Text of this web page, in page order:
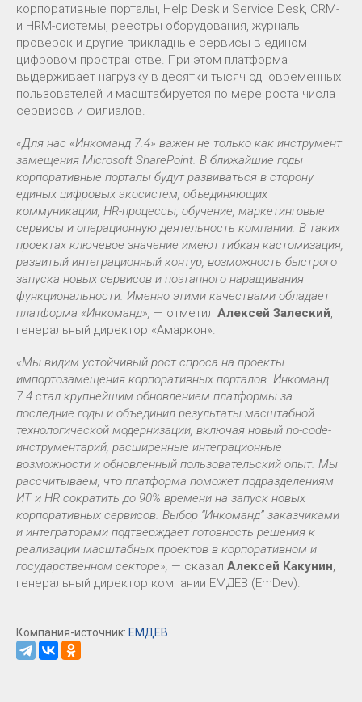
корпоративные порталы, Help Desk и Service Desk, CRM-
и HRM-системы, реестры оборудования, журналы
проверок и другие прикладные сервисы в едином
цифровом пространстве. При этом платформа
выдерживает нагрузку в десятки тысяч одновременных
пользователей и масштабируется по мере роста числа
сервисов и филиалов.
«Для нас «Инкоманд 7.4» важен не только как инструмент
замещения Microsoft SharePoint. В ближайшие годы
корпоративные порталы будут развиваться в сторону
единых цифровых экосистем, объединяющих
коммуникации, HR-процессы, обучение, маркетинговые
сервисы и операционную деятельность компании. В таких
проектах ключевое значение имеют гибкая кастомизация,
развитый интеграционный контур, возможность быстрого
запуска новых сервисов и поэтапного наращивания
функциональности. Именно этими качествами обладает
платформа «Инкоманд», — отметил Алексей Залеский,
генеральный директор «Амаркон».
«Мы видим устойчивый рост спроса на проекты
импортозамещения корпоративных порталов. Инкоманд
7.4 стал крупнейшим обновлением платформы за
последние годы и объединил результаты масштабной
технологической модернизации, включая новый no-code-
инструментарий, расширенные интеграционные
возможности и обновленный пользовательский опыт. Мы
рассчитываем, что платформа поможет подразделениям
ИТ и HR сократить до 90% времени на запуск новых
корпоративных сервисов. Выбор “Инкоманд” заказчиками
и интеграторами подтверждает готовность решения к
реализации масштабных проектов в корпоративном и
государственном секторе», — сказал Алексей Какунин,
генеральный директор компании ЕМДЕВ (EmDev).
Компания-источник: ЕМДЕВ